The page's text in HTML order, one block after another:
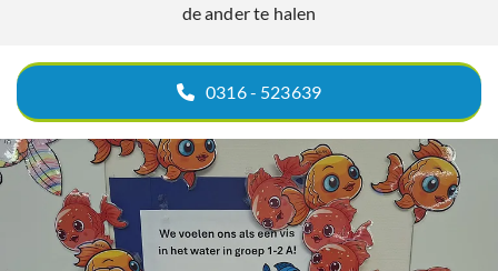
de ander te halen
0316 - 523639